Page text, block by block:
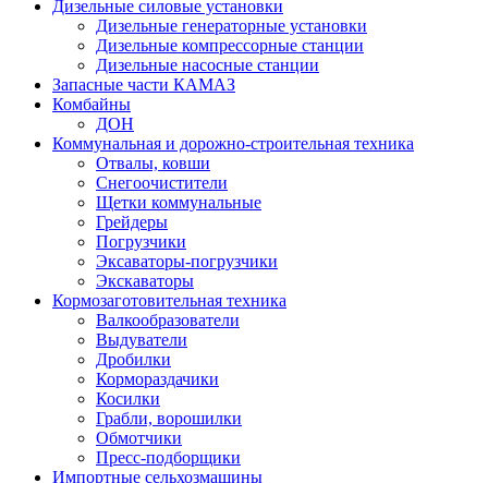
Дизельные силовые установки
Дизельные генераторные установки
Дизельные компрессорные станции
Дизельные насосные станции
Запасные части КАМАЗ
Комбайны
ДОН
Коммунальная и дорожно-строительная техника
Отвалы, ковши
Снегоочистители
Щетки коммунальные
Грейдеры
Погрузчики
Эксаваторы-погрузчики
Экскаваторы
Кормозаготовительная техника
Валкообразователи
Выдуватели
Дробилки
Кормораздачики
Косилки
Грабли, ворошилки
Обмотчики
Пресс-подборщики
Импортные сельхозмашины